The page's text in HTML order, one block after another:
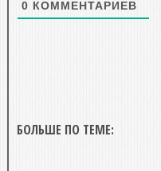
0 КОММЕНТАРИЕВ
БОЛЬШЕ ПО ТЕМЕ: